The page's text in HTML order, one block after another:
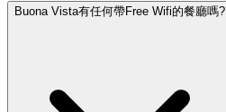
Buona Vista有任何帶Free Wifi的餐廳嗎?